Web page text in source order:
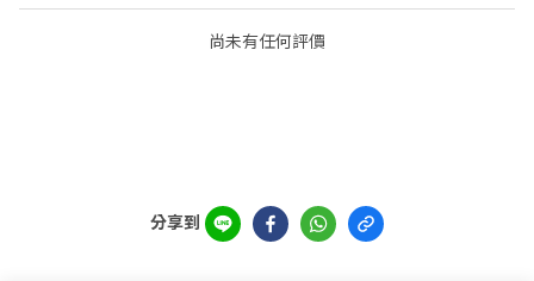
尚未有任何評價
分享到